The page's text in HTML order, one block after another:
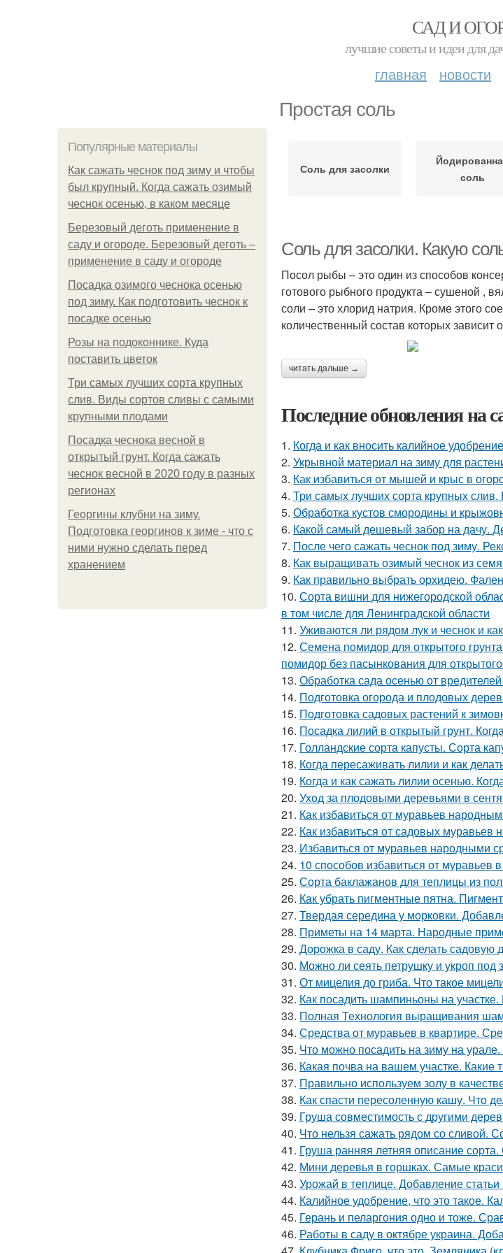
САД И
лучшие советы и идеи для
главная новости
Простая соль
Популярные материалы
Как сажать чеснок под зиму и чтобы
был крупный. Когда сажать озимый
чеснок осенью, в каком месяце
Березовый деготь применение в
саду и огороде. Березовый деготь –
применение в саду и огороде
Посадка озимого чеснока осенью
под зиму. Как подготовить чеснок к
посадке осенью
Розы на подоконнике. Куда
поставить цветок
Три самых лучших сорта крупных
слив. Виды сортов сливы с самыми
крупными плодами
Посадка чеснока весной в
открытый грунт. Когда сажать
чеснок весной в 2020 году в разных
регионах
Георгины клубни на зиму.
Подготовка георгинов к зиме - что с
ними нужно сделать перед
хранением
Соль для засолки
соль
Соль для засолки. Какую
Посол рыбы – это один из способов
готового рыбного продукта – сушеной ,
соли – это хлорид натрия. Кроме этого
количественный состав которых
читать дальше →
Последние обновления на
1. Когда и как вносить калийное
2. Укрывной материал на зиму для
3. Как избавиться от мышей и крыс в
4. Три самых лучших сорта крупных
5. Обработка кустов смородины и
6. Какой самый дешевый забор на дачу.
7. После чего сажать чеснок под зиму.
8. Как выращивать озимый чеснок из
9. Как правильно выбрать орхидею.
10. Сорта вишни для нижегородской
в том числе для Ленинградской области
11. Уживаются ли рядом лук и чеснок и
12. Семена помидор для открытого
помидор без пасынкования для открытого
13. Обработка сада осенью от
14. Подготовка огорода и плодовых
15. Подготовка садовых растений к
16. Посадка лилий в открытый грунт.
17. Голландские сорта капусты. Сорта
18. Когда пересаживать лилии и как
19. Когда и как сажать лилии осенью.
20. Уход за плодовыми деревьями в
21. Как избавиться от муравьев
22. Как избавиться от садовых муравьев
23. Избавиться от муравьев народными
24. 10 способов избавиться от муравьев
25. Сорта баклажанов для теплицы из
26. Как убрать пигментные пятна.
27. Твердая середина у морковки.
28. Приметы на 14 марта. Народные
29. Дорожка в саду. Как сделать садовую
30. Можно ли сеять петрушку и укроп
31. От мицелия до гриба. Что такое
32. Как посадить шампиньоны на
33. Полная Технология выращивания
34. Средства от муравьев в квартире.
35. Что можно посадить на зиму на
36. Какая почва на вашем участке.
37. Правильно используем золу в
38. Как спасти пересоленную кашу. Что
39. Груша совместимость с другими
40. Что нельзя сажать рядом со сливой.
41. Груша ранняя летняя описание
42. Мини деревья в горшках. Самые
43. Урожай в теплице. Добавление
44. Калийное удобрение, что это такое.
45. Герань и пеларгония одно и тоже.
46. Работы в саду в октябре украина.